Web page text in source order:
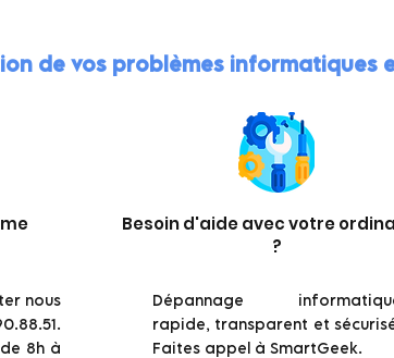
de vos problèmes informatiques
nous
8h à
Besoin d'aide avec votre
?
Dépannage
rapide, transparent et
Faites appel à SmartGeek.